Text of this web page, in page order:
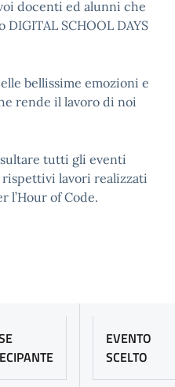
docenti ed alunni che
SCHOOL DAYS
bellissime emozioni e
rende il lavoro di noi
tutti gli eventi
lavori realizzati
l’Hour of Code.
EVENTO
SCELTO